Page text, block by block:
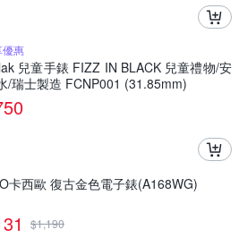
優惠
兒童手錶 FIZZ IN BLACK 兒童禮物/安
/瑞士製造 FCNP001 (31.85mm)
卡西歐 復古金色電子錶(A168WG)
$1,190